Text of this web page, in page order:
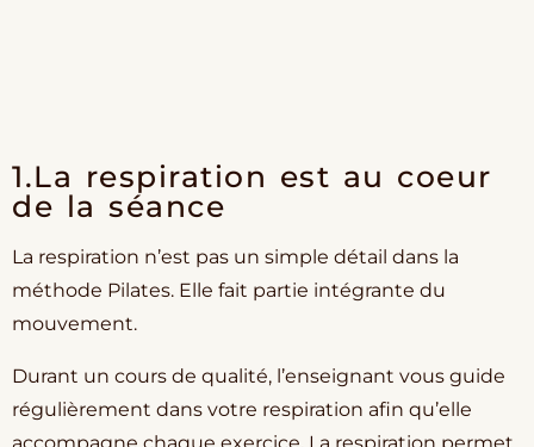
1.La respiration est au coeur
de la séance
La respiration n’est pas un simple détail dans la
méthode Pilates. Elle fait partie intégrante du
mouvement.
Durant un cours de qualité, l’enseignant vous guide
régulièrement dans votre respiration afin qu’elle